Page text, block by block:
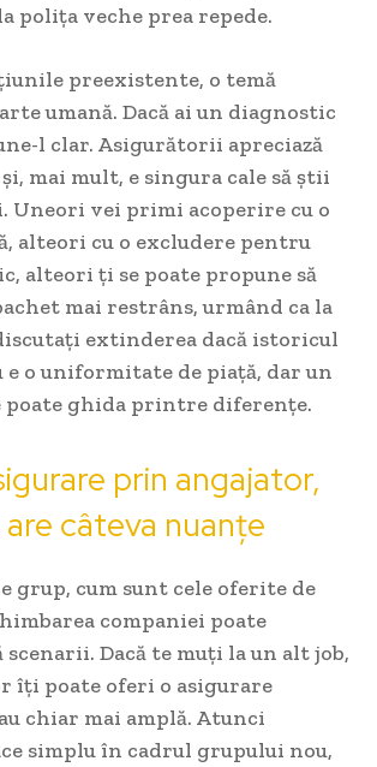
polița veche prea repede.
preexistente, o temă
umană. Dacă ai un diagnostic
l clar. Asigurătorii apreciază
mai mult, e singura cale să știi
Uneori vei primi acoperire cu o
alteori cu o excludere pentru
alteori ți se poate propune să
mai restrâns, urmând ca la
extinderea dacă istoricul
e o uniformitate de piață, dar un
poate ghida printre diferențe.
prin angajator,
câteva nuanțe
grup, cum sunt cele oferite de
companiei poate
scenarii. Dacă te muți la un alt job,
îți poate oferi o asigurare
chiar mai amplă. Atunci
simplu în cadrul grupului nou,